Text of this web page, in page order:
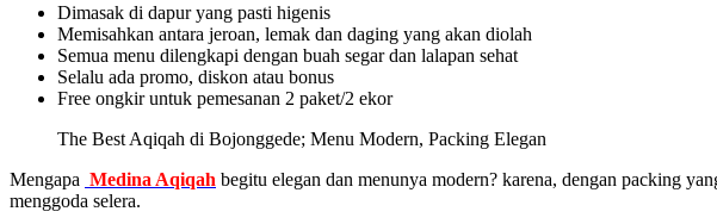
Dimasak di dapur yang pasti higenis
Memisahkan antara jeroan, lemak dan daging yang akan diolah
Semua menu dilengkapi dengan buah segar dan lalapan sehat
Selalu ada promo, diskon atau bonus
Free ongkir untuk pemesanan 2 paket/2 ekor
The Best Aqiqah di Bojonggede; Menu Modern, Packing Elegan
Mengapa Medina Aqiqah begitu elegan dan menunya modern? karena, dengan packing
menggoda selera.